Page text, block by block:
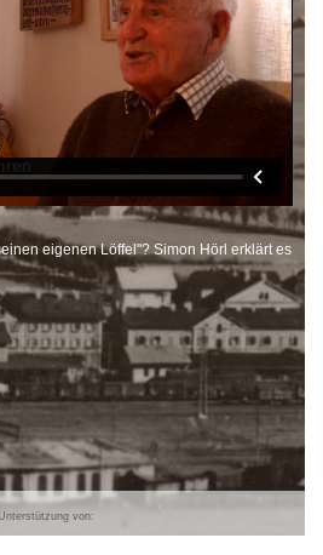
eigenen Löffel"? Simon Hörl erklärt es
von: